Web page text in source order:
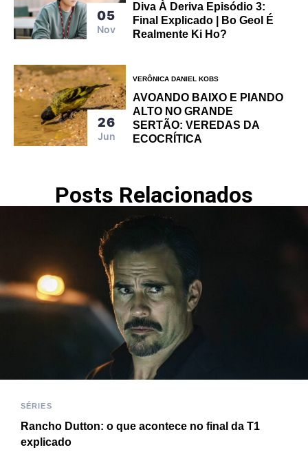
05
Nov
Diva À Deriva Episódio 3:
Final Explicado | Bo Geol É
Realmente Ki Ho?
26
Jun
VERÔNICA DANIEL KOBS
AVOANDO BAIXO E PIANDO
ALTO NO GRANDE
SERTÃO: VEREDAS DA
ECOCRÍTICA
Posts Relacionados
SÉRIES
Rancho Dutton: o que acontece no final da T1
explicado